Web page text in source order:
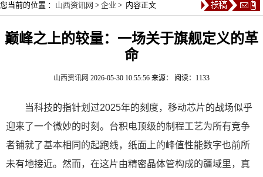
您当前的位置 ： 山西资讯网 > 企业 > 内容正文
巅峰之上的较量：一场关于旗舰定义的革
命
山西资讯网 2026-05-30 10:55:56 来源： 阅读：1133
当科技的指针划过2025年的刻度，移动芯片的战场似乎
迎来了一个微妙的时刻。台积电顶级的制程工艺为所有竞争
者铺就了基本相同的起跑线，纸面上的峰值性能数字也前所
未有地接近。然而，在这片由精密晶体管构成的疆域里，真